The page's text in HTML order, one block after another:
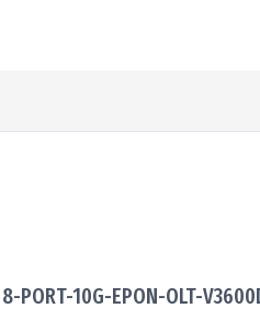
10G-EPON-OLT-